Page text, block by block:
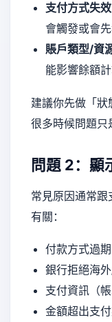
支付方式失效
會觸發或會
賬戶類型/資
能影響餘額
建議你先做「
很多時候問題只
問題 2：顯
常見原因通常
有關：
付款方式過
銀行拒絕海
支付資訊（
金額超出支